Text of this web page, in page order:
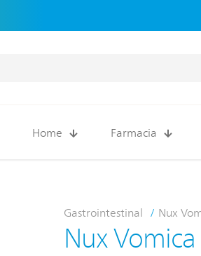
Home Farmacia
Gastrointestinal / Nux
Nux